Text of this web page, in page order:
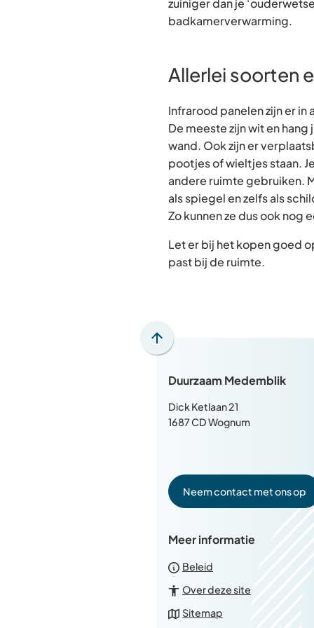
zuiniger dan je
badkamerverwarming.
Allerlei soorten
Infrarood panelen zijn er in
De meeste zijn wit en
wand. Ook zijn er
pootjes of wieltjes staan.
andere ruimte gebruiken.
als spiegel en zelfs als
Zo kunnen ze dus ook nog
Let er bij het kopen goed
past bij de ruimte.
Scroll
boven
het
paginainhoud
Duurzaam Medemblik
Dick Ketlaan 21
1687 CD Wognum
Neem contact met ons op
Meer informatie
Beleid
Over deze site
Sitemap